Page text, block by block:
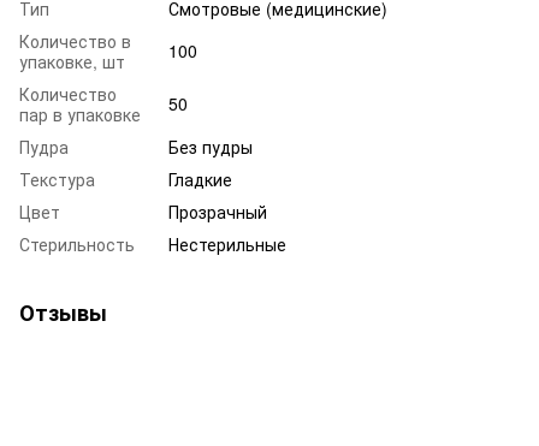
Тип
Смотровые (медицинские)
Количество в
упаковке, шт
100
Количество
пар в упаковке
50
Пудра
Без пудры
Текстура
Гладкие
Цвет
Прозрачный
Стерильность
Нестерильные
Отзывы